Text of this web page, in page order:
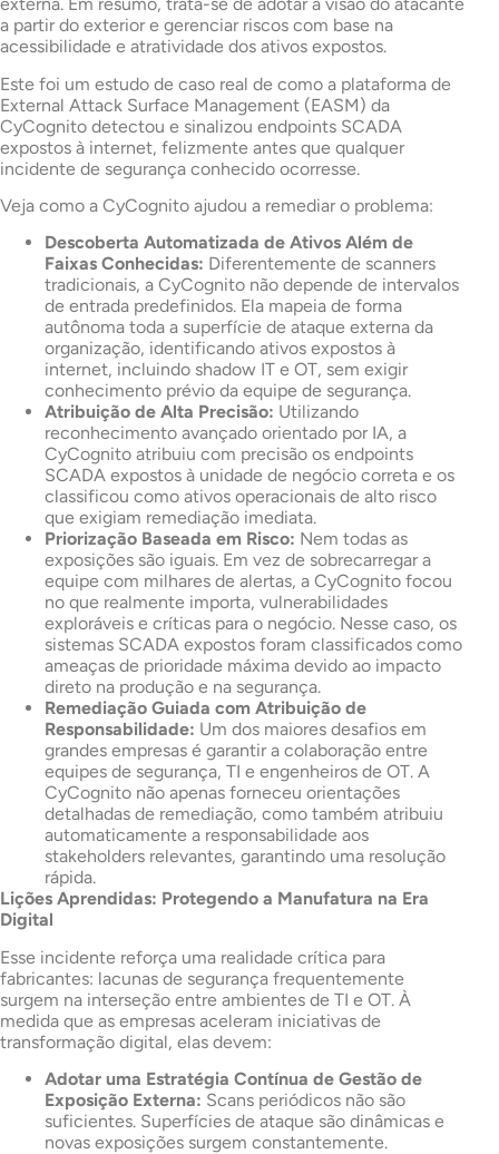
a partir do exterior e gerenciar riscos com base na
acessibilidade e atratividade dos ativos expostos.
Este foi um estudo de caso real de como a plataforma de
External Attack Surface Management (EASM) da
CyCognito detectou e sinalizou endpoints SCADA
expostos à internet, felizmente antes que qualquer
incidente de segurança conhecido ocorresse.
Veja como a CyCognito ajudou a remediar o problema:
Descoberta Automatizada de Ativos Além de
Faixas Conhecidas: Diferentemente de scanners
tradicionais, a CyCognito não depende de intervalos
de entrada predefinidos. Ela mapeia de forma
autônoma toda a superfície de ataque externa da
organização, identificando ativos expostos à
internet, incluindo shadow IT e OT, sem exigir
conhecimento prévio da equipe de segurança.
Atribuição de Alta Precisão: Utilizando
reconhecimento avançado orientado por IA, a
CyCognito atribuiu com precisão os endpoints
SCADA expostos à unidade de negócio correta e os
classificou como ativos operacionais de alto risco
que exigiam remediação imediata.
Priorização Baseada em Risco: Nem todas as
exposições são iguais. Em vez de sobrecarregar a
equipe com milhares de alertas, a CyCognito focou
no que realmente importa, vulnerabilidades
exploráveis e críticas para o negócio. Nesse caso, os
sistemas SCADA expostos foram classificados como
ameaças de prioridade máxima devido ao impacto
direto na produção e na segurança.
Remediação Guiada com Atribuição de
Responsabilidade: Um dos maiores desafios em
grandes empresas é garantir a colaboração entre
equipes de segurança, TI e engenheiros de OT. A
CyCognito não apenas forneceu orientações
detalhadas de remediação, como também atribuiu
automaticamente a responsabilidade aos
stakeholders relevantes, garantindo uma resolução
rápida.
Lições Aprendidas: Protegendo a Manufatura na Era
Digital
Esse incidente reforça uma realidade crítica para
fabricantes: lacunas de segurança frequentemente
surgem na interseção entre ambientes de TI e OT. À
medida que as empresas aceleram iniciativas de
transformação digital, elas devem:
Adotar uma Estratégia Contínua de Gestão de
Exposição Externa: Scans periódicos não são
suficientes. Superfícies de ataque são dinâmicas e
novas exposições surgem constantemente.